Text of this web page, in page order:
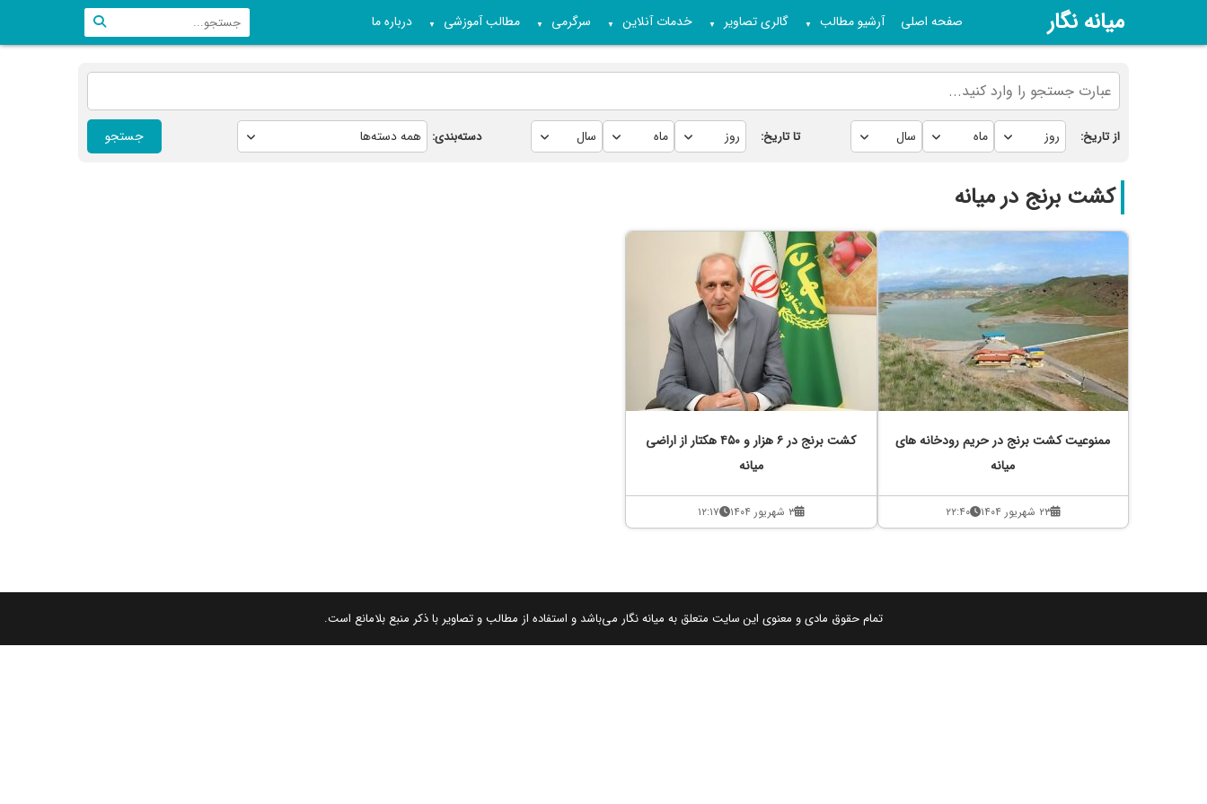
میانه نگار صفحه اصلی آرشیو مطالب ▼ گالری تصاویر ▼ خدمات آنلاین ▼ سرگرمی ▼ مطالب آموزشی ▼ درباره ما
از تاریخ: تا تاریخ: دسته‌بندی: جستجو
کشت برنج در میانه
ممنوعیت کشت برنج در حریم رودخانه های
میانه
۲۳ شهریور ۱۴۰۴ ۲۲:۴۰
کشت برنج در ۶ هزار و ۴۵۰ هکتار از اراضی
میانه
۳ شهریور ۱۴۰۴ ۱۲:۱۷
تمام حقوق مادی و معنوی این سایت متعلق به میانه نگار می‌باشد و استفاده از مطالب و تصاویر با ذکر منبع بلامانع است.